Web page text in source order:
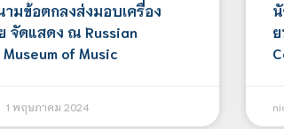
ามข้อตกลงส่งมอบเครื่อง
จัดแสดง ณ Russian
of Music
1 พฤษภาคม 2024